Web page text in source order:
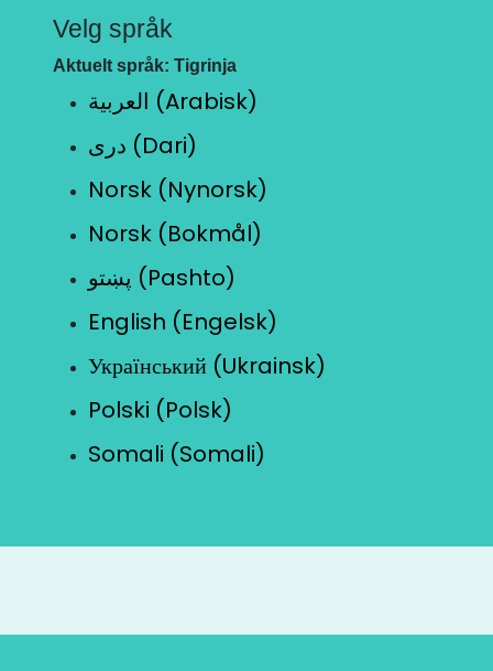
Velg språk
Aktuelt språk: Tigrinja
العربية (Arabisk)
دری (Dari)
Norsk (Nynorsk)
Norsk (Bokmål)
پښتو (Pashto)
English (Engelsk)
Український (Ukrainsk)
Polski (Polsk)
Somali (Somali)